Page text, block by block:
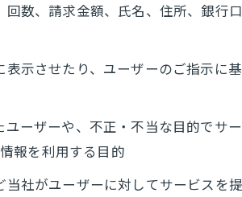
数、請求金額、氏名、住所、銀行
示させたり、ユーザーのご指示に
ーザーや、不正・不当な目的でサ
報を利用する目的
社がユーザーに対してサービスを